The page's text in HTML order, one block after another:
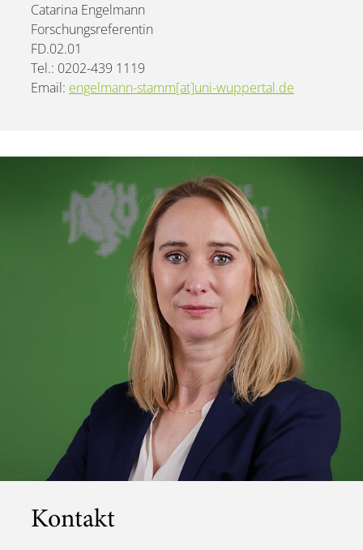
Catarina Engelmann
Forschungsreferentin
FD.02.01
Tel.: 0202-439 1119
Email: engelmann-stamm[at]uni-wuppertal.de
Kontakt